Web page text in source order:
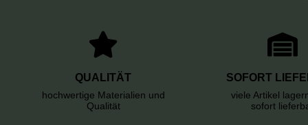
QUALITÄT
hochwertige Materialien und
Qualität
SOFORT
viele Artikel
sofort